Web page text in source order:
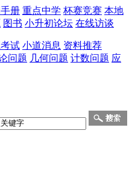
册 重点中学 杯赛竞赛 本地
图书 小升初论坛 在线访谈
试 小道消息 资料推荐
问题 几何问题 计数问题 应